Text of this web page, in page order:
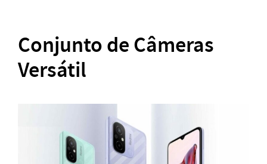
Conjunto de Câmeras
Versátil